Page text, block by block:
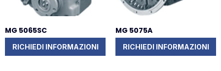
MG 5065SC
RICHIEDI INFORMAZIONI
MG 5075A
RICHIEDI INFORMAZIONI